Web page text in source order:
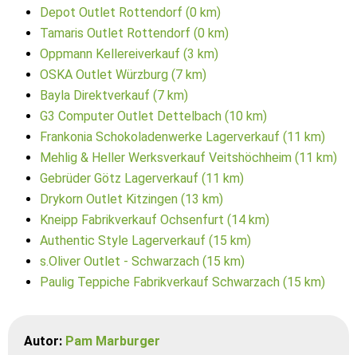
Depot Outlet Rottendorf (0 km)
Tamaris Outlet Rottendorf (0 km)
Oppmann Kellereiverkauf (3 km)
OSKA Outlet Würzburg (7 km)
Bayla Direktverkauf (7 km)
G3 Computer Outlet Dettelbach (10 km)
Frankonia Schokoladenwerke Lagerverkauf (11 km)
Mehlig & Heller Werksverkauf Veitshöchheim (11 km)
Gebrüder Götz Lagerverkauf (11 km)
Drykorn Outlet Kitzingen (13 km)
Kneipp Fabrikverkauf Ochsenfurt (14 km)
Authentic Style Lagerverkauf (15 km)
s.Oliver Outlet - Schwarzach (15 km)
Paulig Teppiche Fabrikverkauf Schwarzach (15 km)
Autor: Pam Marburger